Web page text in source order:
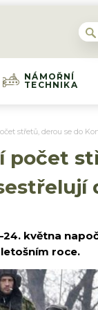
NÁMOŘNÍ
TECHNIKA
střetů, derou se do
počet
května
roce.